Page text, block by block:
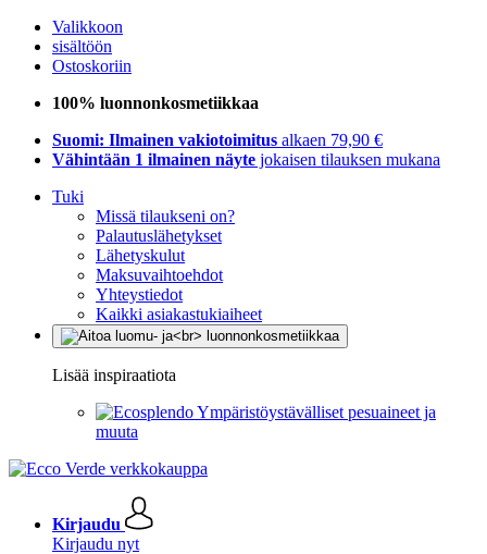
Valikkoon
sisältöön
Ostoskoriin
100% luonnonkosmetiikkaa
Suomi: Ilmainen vakiotoimitus alkaen 79,90 €
Vähintään 1 ilmainen näyte jokaisen tilauksen mukana
Tuki
Missä tilaukseni on?
Palautuslähetykset
Lähetyskulut
Maksuvaihtoehdot
Yhteystiedot
Kaikki asiakastukiaiheet
Lisää inspiraatiota
Ympäristöystävälliset pesuaineet ja
muuta
Kirjaudu
Kirjaudu nyt